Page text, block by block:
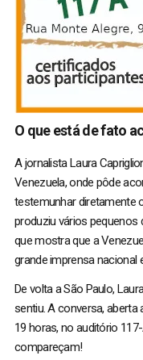
O que está de fato
A jornalista Laura
Venezuela, onde pôde
testemunhar diretamente
produziu vários pequenos
que mostra que a
grande imprensa nacional
De volta a São Paulo,
sentiu. A conversa, aberta
19 horas, no auditório
compareçam!